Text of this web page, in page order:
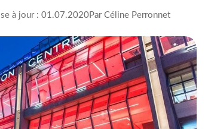
à jour : 01.07.2020Par Céline Perronnet